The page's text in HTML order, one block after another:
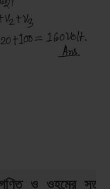
ও ওহমের